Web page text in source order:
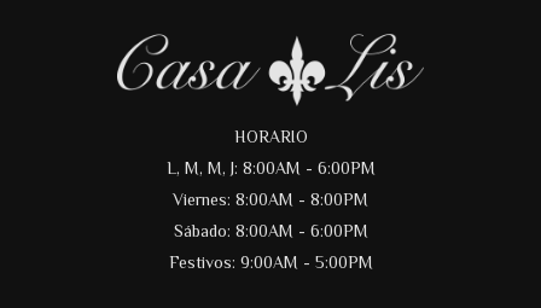
HORARIO
L, M, M, J: 8:00AM - 6:00PM
Viernes: 8:00AM - 8:00PM
Sábado: 8:00AM - 6:00PM
Festivos: 9:00AM - 5:00PM